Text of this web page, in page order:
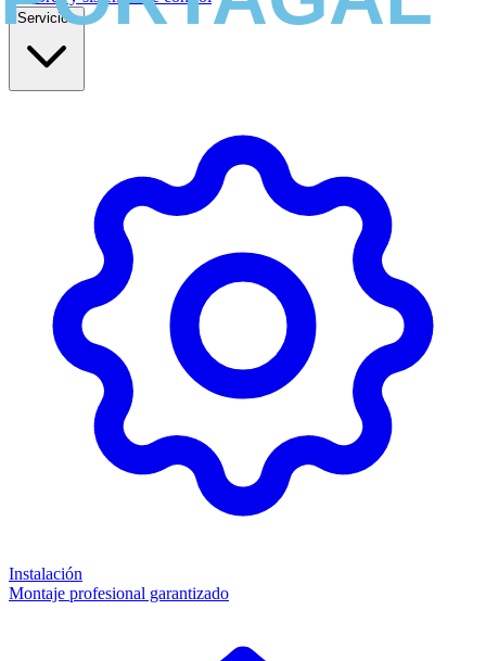
Servicios
Instalación
Montaje profesional garantizado